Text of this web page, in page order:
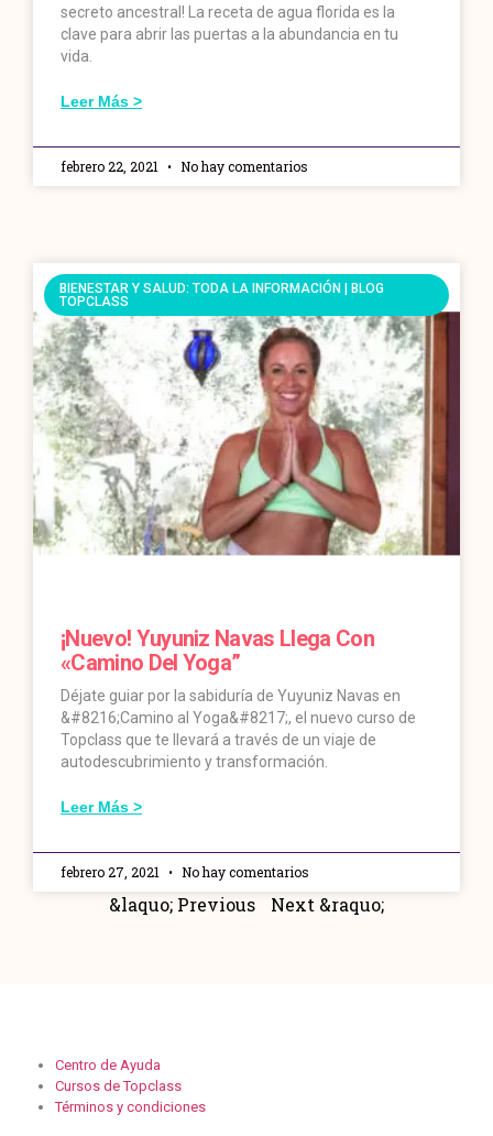
secreto ancestral! La receta de agua florida es la
clave para abrir las puertas a la abundancia en tu
vida.
Leer Más >
febrero 22, 2021 No hay comentarios
BIENESTAR Y SALUD: TODA LA INFORMACIÓN | BLOG
TOPCLASS
¡Nuevo! Yuyuniz Navas Llega Con
«Camino Del Yoga”
Déjate guiar por la sabiduría de Yuyuniz Navas en
&#8216;Camino al Yoga&#8217;, el nuevo curso de
Topclass que te llevará a través de un viaje de
autodescubrimiento y transformación.
Leer Más >
febrero 27, 2021 No hay comentarios
&laquo; Previous Next &raquo;
Centro de Ayuda
Cursos de Topclass
Términos y condiciones